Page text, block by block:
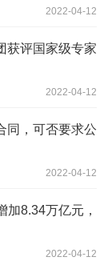
2022-04-12
获评国家级专家
2022-04-12
同，可否要求公
2022-04-12
加8.34万亿元，
2022-04-12